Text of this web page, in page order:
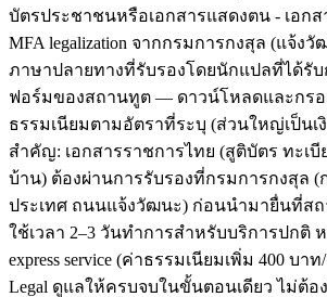
บัตรประชาชนหรือเอกสารแสดงตน - เอก
MFA legalization จากกรมการกงสุล (แจ้ง
ภาษาปลายทางที่รับรองโดยนักแปลที่ได้รั
ฟอร์มของสถานทูต — ดาวน์โหลดและกรอ
ธรรมเนียมตามอัตราที่ระบุ (ส่วนใหญ่เป็นเ
สำคัญ: เอกสารราชการไทย (สูติบัตร ทะเ
บ้าน) ต้องผ่านการรับรองที่กรมการกงสุล (
ประเทศ ถนนแจ้งวัฒนะ) ก่อนนำมายื่นที่
ใช้เวลา 2–3 วันทำการสำหรับบริการปกติ
express service (ค่าธรรมเนียมเพิ่ม 400 บ
Legal ดูแลให้ครบจบในขั้นตอนเดียว ไม่ต้อ